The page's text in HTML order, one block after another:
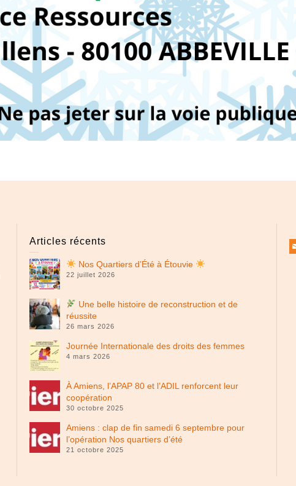
Articles récents
Nos Quartiers d’Été à Étouvie
22 juillet 2026
Une belle histoire de reconstruction et de
réussite
26 mars 2026
Journée Internationale des droits des femmes
4 mars 2026
À Amiens, l’APAP 80 et l’ADIL renforcent leur
coopération
30 octobre 2025
Amiens : clap de fin samedi 6 septembre pour
l’opération Nos quartiers d’été
21 octobre 2025